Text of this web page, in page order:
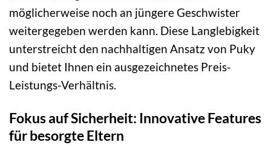
möglicherweise noch an jüngere Geschwister
weitergegeben werden kann. Diese Langlebigkeit
unterstreicht den nachhaltigen Ansatz von Puky
und bietet Ihnen ein ausgezeichnetes Preis-
Leistungs-Verhältnis.
Fokus auf Sicherheit: Innovative Features
für besorgte Eltern